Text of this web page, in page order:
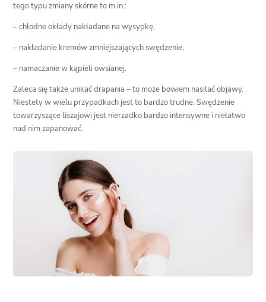
tego typu zmiany skórne to m.in.:
– chłodne okłady nakładane na wysypkę,
– nakładanie kremów zmniejszających swędzenie,
– namaczanie w kąpieli owsianej.
Zaleca się także unikać drapania – to może bowiem nasilać objawy.
Niestety w wielu przypadkach jest to bardzo trudne. Swędzenie
towarzyszące liszajowi jest nierzadko bardzo intensywne i niełatwo
nad nim zapanować.